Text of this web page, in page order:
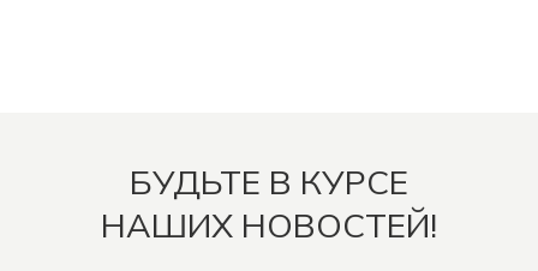
БУДЬТЕ В КУРСЕ
НАШИХ НОВОСТЕЙ!